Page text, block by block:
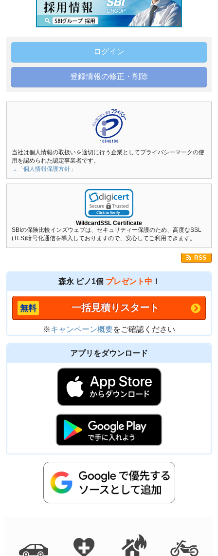
ログイン
登録情報の修正・削除
当社は個人情報の取扱いを適切に行う企業としてプライバシーマークの使
用を認められた認定事業者です。
→「個人情報保護方針」
WildcardSSL Certificate
SBIの保険比較インズウェブは、セキュリティー保護のため、高度なSSL
(TLS)暗号化通信を導入しておりますので、安心してご利用できます。
RSS
森永 ピノ1個 プレゼント中 ！
一括見積りスタート
※キャンペーン概要をご確認ください
アプリをダウンロード